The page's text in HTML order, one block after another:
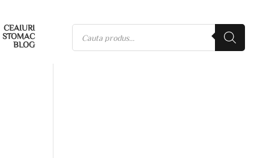
CEAIURI
STOMAC
BLOG